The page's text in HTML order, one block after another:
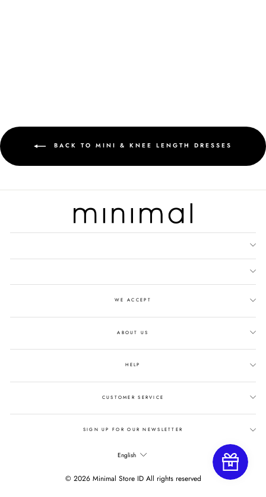
BACK TO MINI & KNEE LENGTH DRESSES
WE ACCEPT
ABOUT US
HELP
CUSTOMER SERVICE
SIGN UP FOR OUR NEWSLETTER
LANGUAGE
English
© 2026 Minimal Store ID All rights reserved